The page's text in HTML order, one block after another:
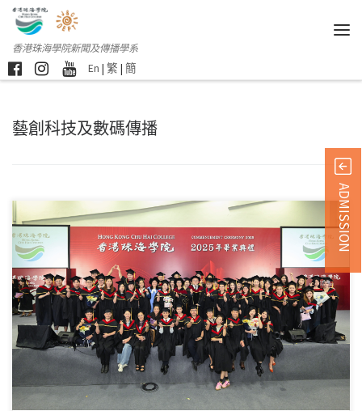
香港珠海學院新聞及傳播學系
En | 繁 | 簡
藝創科技及數碼傳播
本校於上周末舉行第七 […]
ADMISSION